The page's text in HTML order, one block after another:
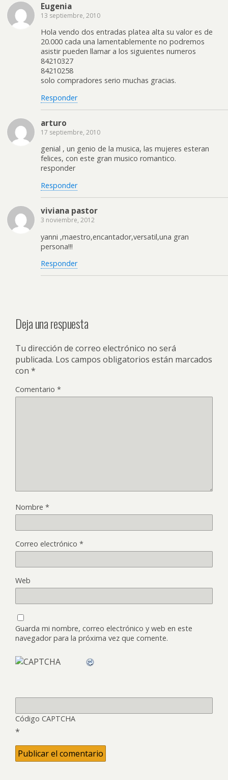
Eugenia
13 septiembre, 2010
Hola vendo dos entradas platea alta su valor es de
20.000 cada una lamentablemente no podremos
asistir pueden llamar a los siguientes numeros
84210327
84210258
solo compradores serio muchas gracias.
Responder
arturo
17 septiembre, 2010
genial , un genio de la musica, las mujeres esteran
felices, con este gran musico romantico.
responder
Responder
viviana pastor
3 noviembre, 2012
yanni ,maestro,encantador,versatil,una gran
persona!!!
Responder
Deja una respuesta
Tu dirección de correo electrónico no será
publicada. Los campos obligatorios están marcados
con *
Comentario *
Nombre *
Correo electrónico *
Web
Guarda mi nombre, correo electrónico y web en este
navegador para la próxima vez que comente.
Código CAPTCHA
*